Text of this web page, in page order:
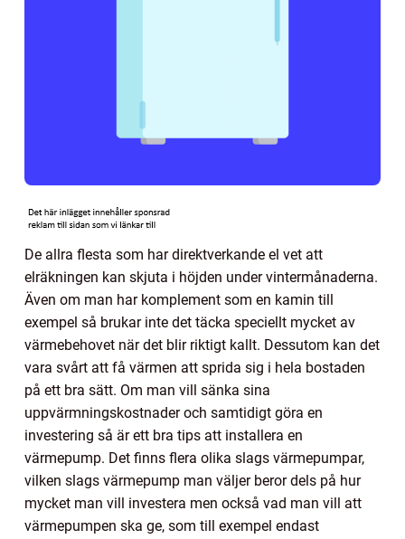
De allra flesta som har direktverkande el vet att
elräkningen kan skjuta i höjden under vintermånaderna.
Även om man har komplement som en kamin till
exempel så brukar inte det täcka speciellt mycket av
värmebehovet när det blir riktigt kallt. Dessutom kan det
vara svårt att få värmen att sprida sig i hela bostaden
på ett bra sätt. Om man vill sänka sina
uppvärmningskostnader och samtidigt göra en
investering så är ett bra tips att installera en
värmepump. Det finns flera olika slags värmepumpar,
vilken slags värmepump man väljer beror dels på hur
mycket man vill investera men också vad man vill att
värmepumpen ska ge, som till exempel endast